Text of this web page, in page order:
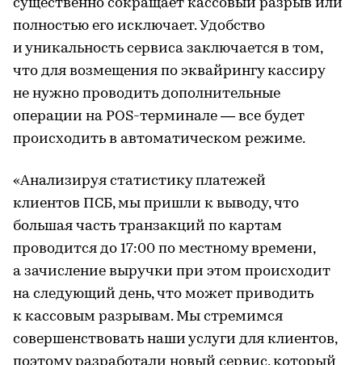
существенно сокращает кассовый разрыв или
полностью его исключает. Удобство
и уникальность сервиса заключается в том,
что для возмещения по эквайрингу кассиру
не нужно проводить дополнительные
операции на POS-терминале — все будет
происходить в автоматическом режиме.
«Анализируя статистику платежей
клиентов ПСБ, мы пришли к выводу, что
большая часть транзакций по картам
проводится до 17:00 по местному времени,
а зачисление выручки при этом происходит
на следующий день, что может приводить
к кассовым разрывам. Мы стремимся
совершенствовать наши услуги для клиентов,